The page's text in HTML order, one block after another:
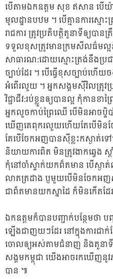
បើតាមឯកឧត្តម សុខ ឥសាន បើយ៉ា
មូលដ្ឋានបឋម ។ បើគ្មានការស្មោះ
រាជការ​ ត្រូវប្រតិបត្តិតួនាទីឲ្យបា
ទទួលខុសត្រូវ​មានក្រមសីលធ៌មល្អ​និ
សាធារណ:ដោយស្មោះត្រង់នឹងប្រជ
ច្បាប់ដែរ​ ។ បើធ្វើខុសច្បាប់ហើ
អំពើរលួយ​ ។ អ្នកសង្គមស៊ីវិល​ត្រូវ
វិជ្ជាជីវ:រប់ខ្លួនឲ្យបានល្អ​ កុំកា
អ្នកលួចកាប់ព្រៃឈើ​ បើមិនអាចបិ្ទ
ឃើញគេពុករលួយហើយ​តែបើមិនច
តែបើចែកអញបានស៊ីខ្លះកស្ងាត់ទ
និយាយការពិត​ មិនត្រូវងាកឆ្វេ
កុំ​នៅចាំស្ទាក់យកព៏តមាន​ បើស្ង
លាតត្រដាង​ ប្ញមួយបើមិនចែក
ជាព៏តមានយកស្នាដៃ​ ក៏មិនកើតដែ
ឯកឧត្តមក៏បានបញ្ជាក់បន្ថែមថា ប
ឡើងជាញយៗ​ដែរ​ នៅក្នុងការជាក់
ចោលឲ្យអស់តាមជំនាញ និងតួនាទី
សង្គមកម្ពុជា យើងអាចរកឃើញនូ
បាន ​៕